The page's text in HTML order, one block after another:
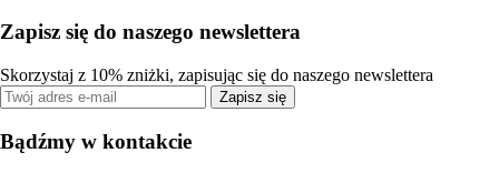
Zapisz się do naszego newslettera
Skorzystaj z 10% zniżki, zapisując się do naszego newslettera
Zapisz się
Bądźmy w kontakcie